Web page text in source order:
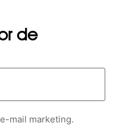
de
mail marketing.